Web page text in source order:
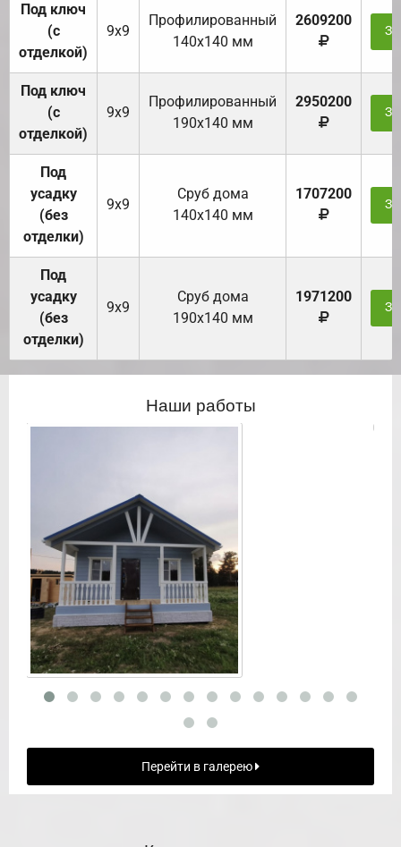
Под ключ
(с
отделкой)
9х9
Профилированный
140х140 мм
2609200
Под ключ
(с
отделкой)
9х9
Профилированный
190х140 мм
2950200
Под
усадку
(без
отделки)
9х9
Cруб дома
140х140 мм
1707200
Под
усадку
(без
отделки)
9х9
Cруб дома
190х140 мм
1971200
Наши работы
Перейти в галерею